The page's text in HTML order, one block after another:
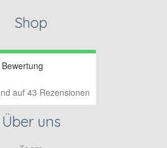
Shop
auf 43 Rezensionen
Über uns